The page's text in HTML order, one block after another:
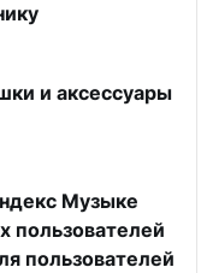
и аксессуары
Музыке
пользователей
пользователей